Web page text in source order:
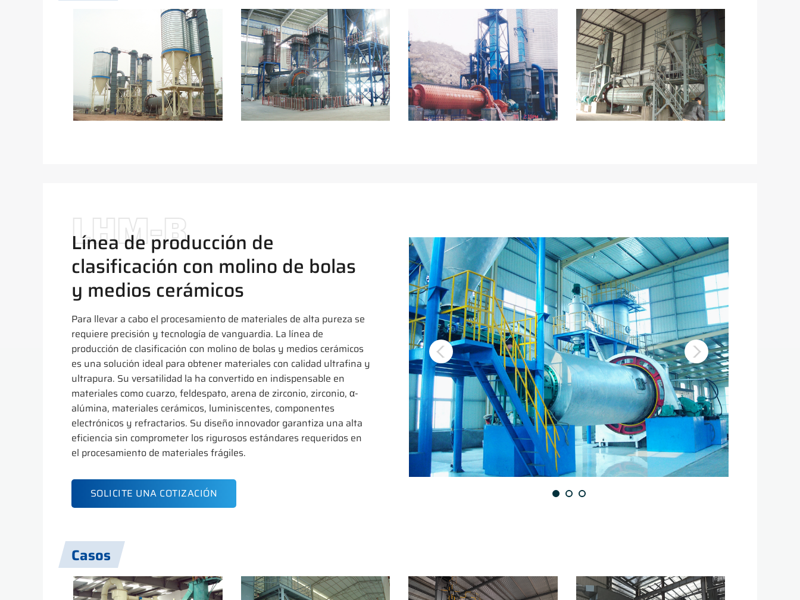
LHM-B
Línea de producción de
clasificación con molino de bolas
y medios cerámicos
Para llevar a cabo el procesamiento de materiales de alta pureza se
requiere precisión y tecnología de vanguardia. La línea de
producción de clasificación con molino de bolas y medios cerámicos
es una solución ideal para obtener materiales con calidad ultrafina y
ultrapura. Su versatilidad la ha convertido en indispensable en
materiales como cuarzo, feldespato, arena de zirconio, zirconio, α-
alúmina, materiales cerámicos, luminiscentes, componentes
electrónicos y refractarios. Su diseño innovador garantiza una alta
eficiencia sin comprometer los rigurosos estándares requeridos en
el procesamiento de materiales frágiles.
SOLICITE UNA COTIZACIÓN
Casos